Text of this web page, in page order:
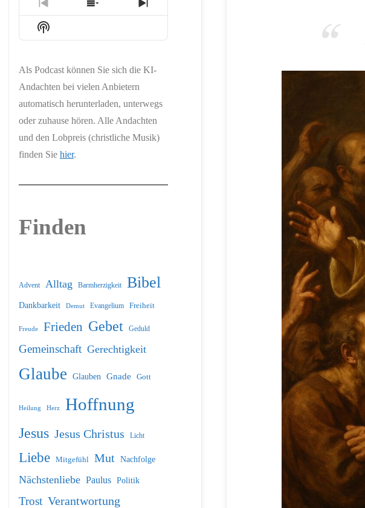
Previous
Episode
Show
Episodes
Next
Episode
Show
Podcast
Als Podcast können Sie sich die KI-
Andachten bei vielen Anbietern
automatisch herunterladen, unterwegs
oder zuhause hören. Alle Andachten
und den Lobpreis (christliche Musik)
finden Sie hier.
Finden
Advent Alltag Barmherzigkeit Bibel
Dankbarkeit Demut Evangelium Freiheit
Freude Frieden Gebet Geduld
Gemeinschaft Gerechtigkeit
Glaube Glauben Gnade Gott
Heilung Herz Hoffnung
Jesus Jesus Christus Licht
Liebe Mitgefühl Mut Nachfolge
Nächstenliebe Paulus Politik
Trost Verantwortung